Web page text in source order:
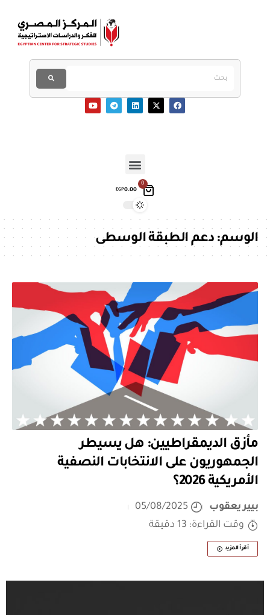
0
EGP0.00
الوسم:دعم الطبقة الوسطى
مأزق الديمقراطيين: هل يسيطر
الجمهوريون على الانتخابات النصفية
الأمريكية 2026؟
بيير يعقوب
05/08/2025
وقت القراءة: 13 دقيقة
أقرأ المزيد